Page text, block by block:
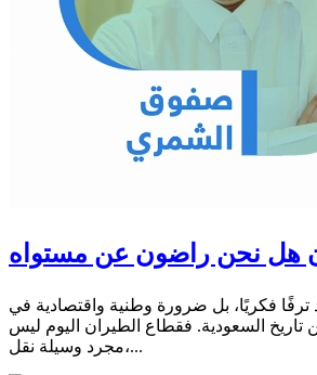
هل نحن راضون عن مستواه
ترفًا فكريًا، بل ضرورة وطنية واقتصادية في
السعودية. فقطاع الطيران اليوم ليس
مجرد وسيلة نقل،...